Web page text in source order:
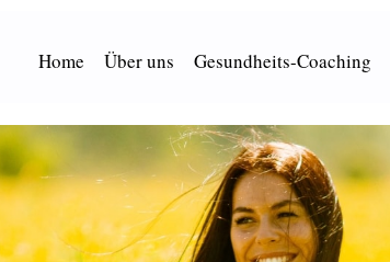
Home Über uns Gesundheits-Coaching